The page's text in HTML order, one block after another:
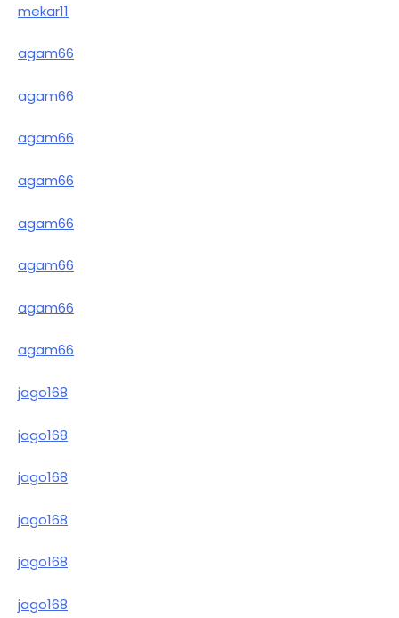
mekar11
agam66
agam66
agam66
agam66
agam66
agam66
agam66
agam66
jago168
jago168
jago168
jago168
jago168
jago168